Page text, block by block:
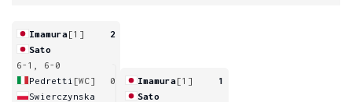
Imamura[1]
2
Sato
6-1, 6-0
Pedretti [WC]
0
Swierczynska
Imamura[1]
1
Sato